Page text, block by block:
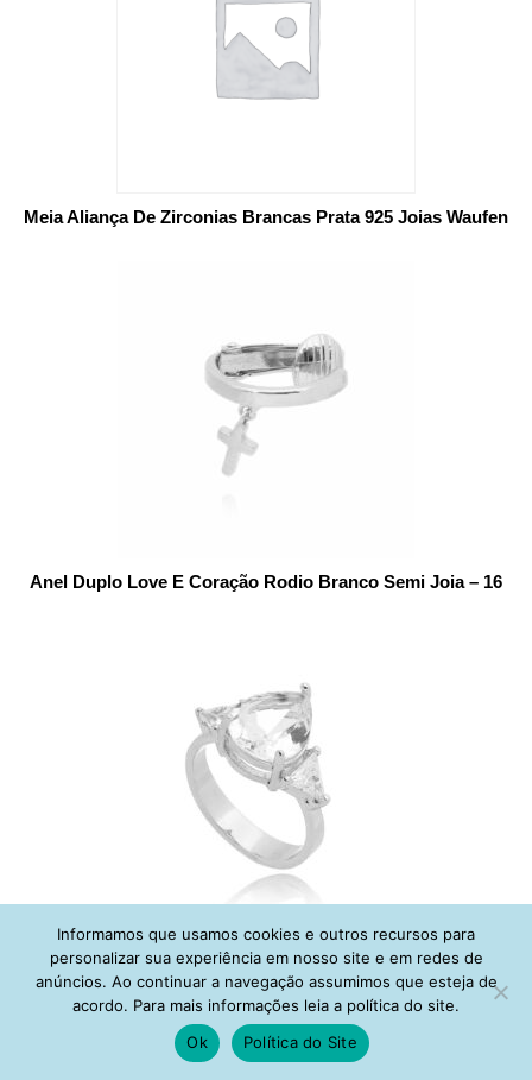
Meia Aliança De Zirconias Brancas Prata 925 Joias Waufen
Anel Duplo Love E Coração Rodio Branco Semi Joia – 16
Anel Semi Joia Rodio Com Zirconias Cristais Formato Gota
Argolinhas pequenas da Waufen Joias, a tendência do
Informamos que usamos cookies e outros recursos para
personalizar sua experiência em nosso site e em redes de
anúncios. Ao continuar a navegação assumimos que esteja de
acordo. Para mais informações leia a política do site.
Ok
Política do Site